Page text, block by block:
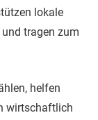
lokale
tragen zum
helfen
wirtschaftlich